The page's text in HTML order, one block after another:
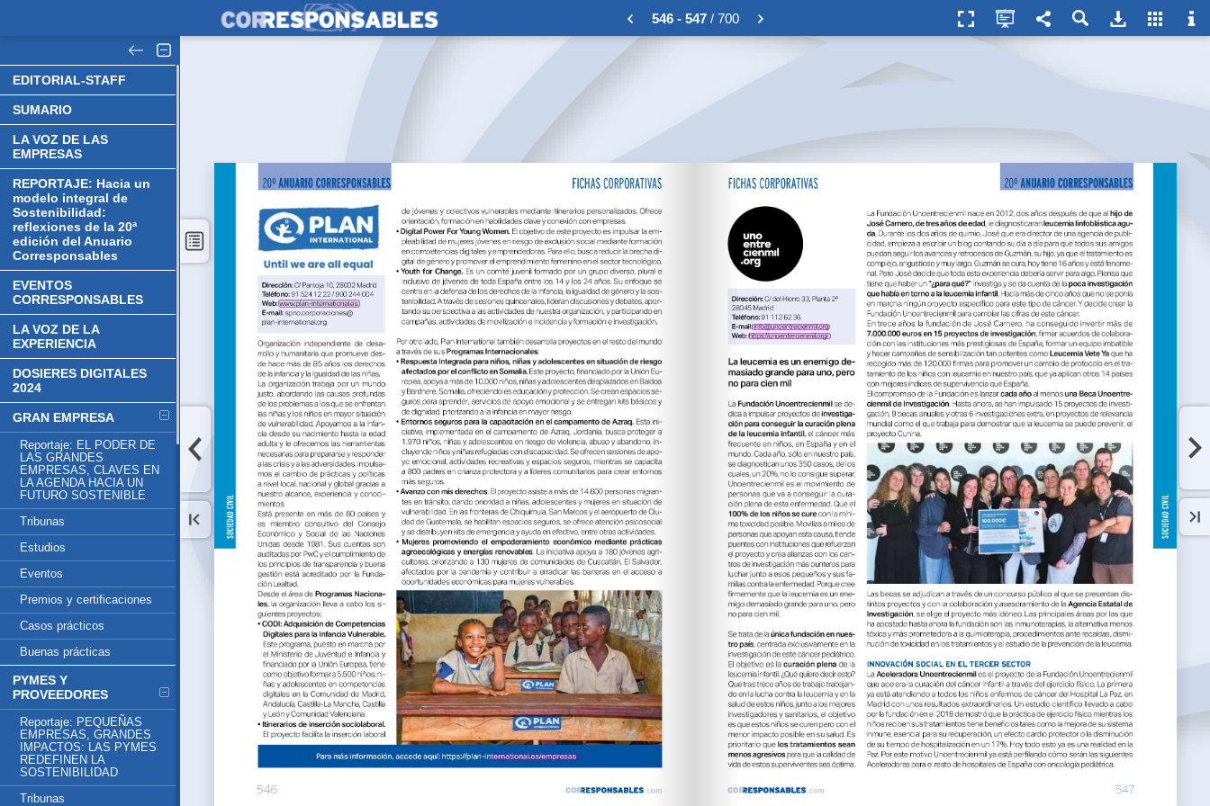
546 - 547/ 700
EDITORIAL-STAFF
SUMARIO
LA VOZ DE LAS
EMPRESAS
REPORTAJE: Hacia un
modelo integral de
Sostenibilidad:
reflexiones de la 20ª
edición del Anuario
Corresponsables
EVENTOS
CORRESPONSABLES
LA VOZ DE LA
EXPERIENCIA
DOSIERES DIGITALES
2024
GRAN EMPRESA
Reportaje: EL PODER DE
LAS GRANDES
EMPRESAS, CLAVES EN
LA AGENDA HACIA UN
FUTURO SOSTENIBLE
Tribunas
Estudios
Eventos
Premios y certificaciones
Casos prácticos
Buenas prácticas
PYMES Y
PROVEEDORES
Reportaje: PEQUEÑAS
EMPRESAS, GRANDES
IMPACTOS: LAS PYMES
REDEFINEN LA
SOSTENIBILIDAD
Tribunas